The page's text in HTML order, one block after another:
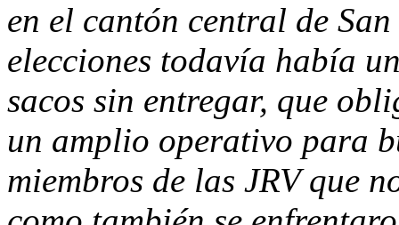
en el cantón central de
elecciones todavía había
sacos sin entregar, que
un amplio operativo para
miembros de las JRV que